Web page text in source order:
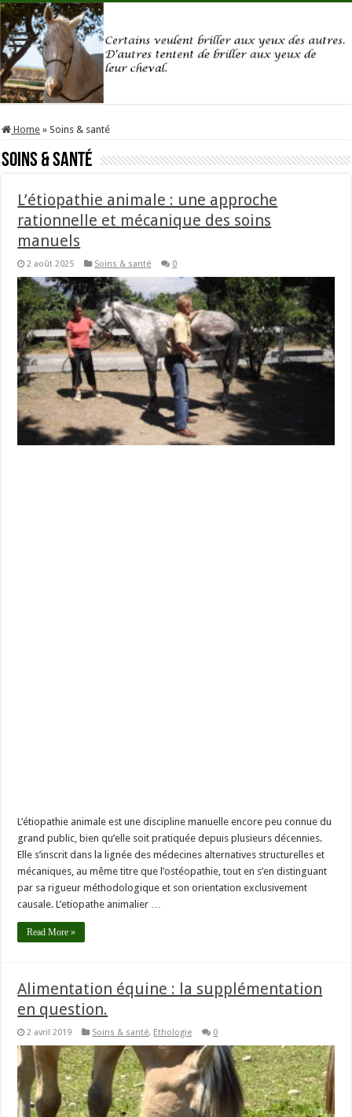
Home » Soins & santé
Soins & santé
L’étiopathie animale : une approche
rationnelle et mécanique des soins
manuels
2 août 2025 Soins & santé 0
L’étiopathie animale est une discipline manuelle encore peu connue du
grand public, bien qu’elle soit pratiquée depuis plusieurs décennies.
Elle s’inscrit dans la lignée des médecines alternatives structurelles et
mécaniques, au même titre que l’ostéopathie, tout en s’en distinguant
par sa rigueur méthodologique et son orientation exclusivement
causale. L’etiopathe animalier …
Read More »
Alimentation équine : la supplémentation
en question.
2 avril 2019 Soins & santé, Ethologie 0